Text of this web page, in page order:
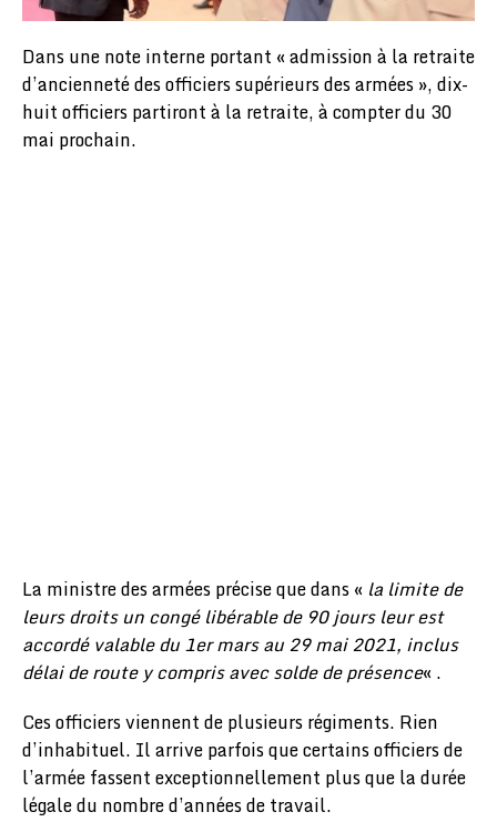
Dans une note interne portant « admission à la retraite
d’ancienneté des officiers supérieurs des armées », dix-
huit officiers partiront à la retraite, à compter du 30
mai prochain.
La ministre des armées précise que dans « la limite de
leurs droits un congé libérable de 90 jours leur est
accordé valable du 1er mars au 29 mai 2021, inclus
délai de route y compris avec solde de présence« .
Ces officiers viennent de plusieurs régiments. Rien
d’inhabituel. Il arrive parfois que certains officiers de
l’armée fassent exceptionnellement plus que la durée
légale du nombre d’années de travail.